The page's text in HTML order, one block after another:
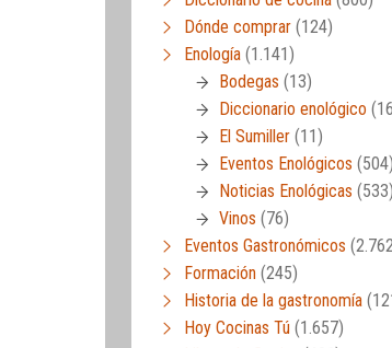
Dónde comprar (124)
Enología (1.141)
Bodegas (13)
Diccionario enológico
El Sumiller (11)
Eventos Enológicos (504)
Noticias Enológicas (533)
Vinos (76)
Eventos Gastronómicos
Formación (245)
Historia de la gastronomía
Hoy Cocinas Tú (1.657)